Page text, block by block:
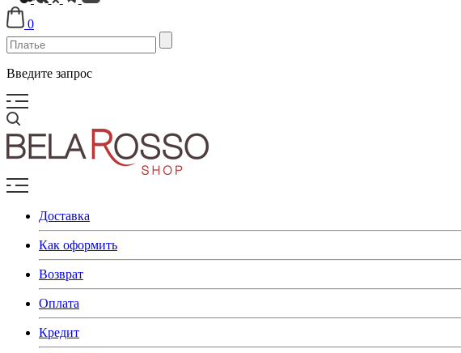
0
Введите запрос
Доставка
Как оформить
Возврат
Оплата
Кредит